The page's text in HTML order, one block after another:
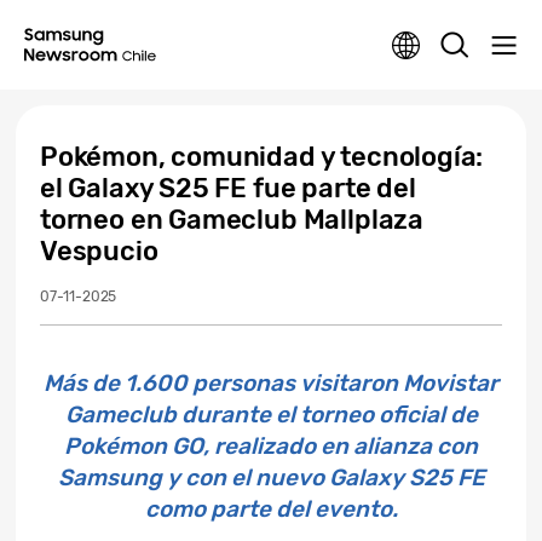
Pokémon, comunidad y tecnología:
el Galaxy S25 FE fue parte del
torneo en Gameclub Mallplaza
Vespucio
07-11-2025
Más de 1.600 personas visitaron Movistar
Gameclub durante el torneo oficial de
Pokémon GO, realizado en alianza con
Samsung y con el nuevo Galaxy S25 FE
como parte del evento.